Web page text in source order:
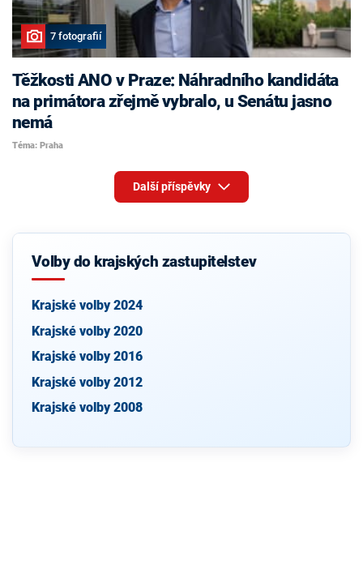
7 fotografií
Těžkosti ANO v Praze: Náhradního kandidáta
na primátora zřejmě vybralo, u Senátu jasno
nemá
Téma: Praha
Další příspěvky
Volby do krajských zastupitelstev
Krajské volby 2024
Krajské volby 2020
Krajské volby 2016
Krajské volby 2012
Krajské volby 2008